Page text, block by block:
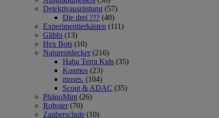
Detektivausrüstung (57)
Die drei ??? (40)
Experimentierkästen (111)
Glibbi (13)
Hex Bots (10)
Naturentdecker (216)
Haba Terra Kids (35)
Kosmos (23)
moses. (104)
Scout & ADAC (35)
PhänoMint (26)
Roboter (70)
Zauberschule (10)